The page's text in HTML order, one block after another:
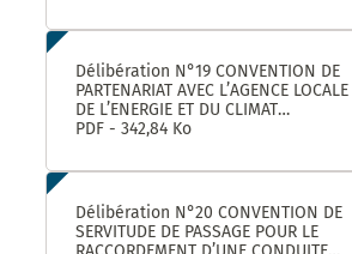
CAPITAL – APPROBATION –
Délibération N°19 CONVENTION DE
PARTENARIAT AVEC L’AGENCE LOCALE
DE L’ENERGIE ET DU CLIMAT
MONTPELLIER METROPOLE :
PDF - 342,84 Ko
Délibération N°20 CONVENTION DE
SERVITUDE DE PASSAGE POUR LE